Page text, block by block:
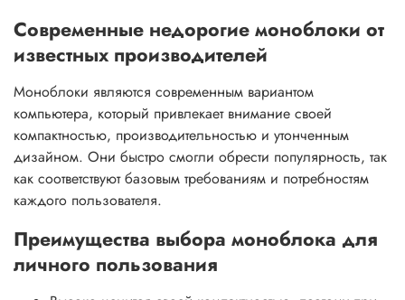
Современные недорогие моноблоки от
известных производителей
Моноблоки являются современным вариантом
компьютера, который привлекает внимание своей
компактностью, производительностью и утонченным
дизайном. Они быстро смогли обрести популярность, так
как соответствуют базовым требованиям и потребностям
каждого пользователя.
Преимущества выбора моноблока для
личного пользования